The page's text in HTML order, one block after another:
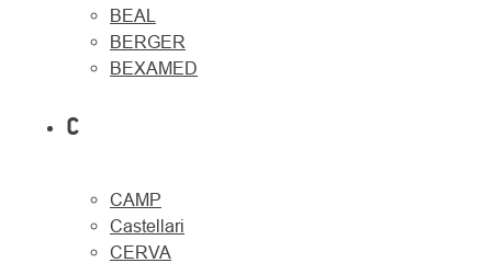
BEAL
BERGER
BEXAMED
C
CAMP
Castellari
CERVA